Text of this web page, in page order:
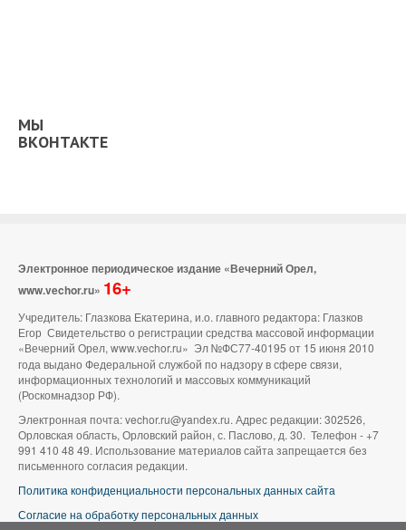
МЫ
ВКОНТАКТЕ
Электронное периодическое издание «Вечерний Орел,
www.vechor.ru» 16+
Учредитель: Глазкова Екатерина, и.о. главного редактора: Глазков
Егор Свидетельство о регистрации средства массовой информации
«Вечерний Орел, www.vechor.ru» Эл №ФС77-40195 от 15 июня 2010
года выдано Федеральной службой по надзору в сфере связи,
информационных технологий и массовых коммуникаций
(Роскомнадзор РФ).
Электронная почта: vechor.ru@yandex.ru. Адрес редакции: 302526,
Орловская область, Орловский район, с. Паслово, д. 30. Телефон - +7
991 410 48 49. Использование материалов сайта запрещается без
письменного согласия редакции.
Политика конфиденциальности персональных данных сайта
Согласие на обработку персональных данных